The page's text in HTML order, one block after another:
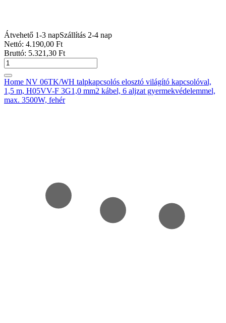
Átvehető 1-3 napSzállítás 2-4 nap
Nettó: 4.190,00 Ft
Bruttó: 5.321 ,30 Ft
Home NV 06TK/WH talpkapcsolós elosztó világító kapcsolóval,
1,5 m, H05VV-F 3G1,0 mm2 kábel, 6 aljzat gyermekvédelemmel,
max. 3500W, fehér